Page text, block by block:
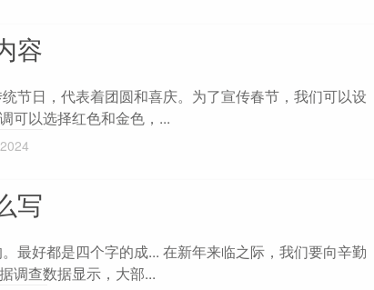
容
节日，代表着团圆和喜庆。为了宣传春节，我们可以设
可以选择红色和金色，...
写
最好都是四个字的成... 在新年来临之际，我们要向辛勤
调查数据显示，大部...